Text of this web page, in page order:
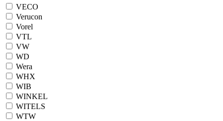
VECO
Verucon
Vorel
VTL
VW
WD
Wera
WHX
WIB
WINKEL
WITELS
WTW